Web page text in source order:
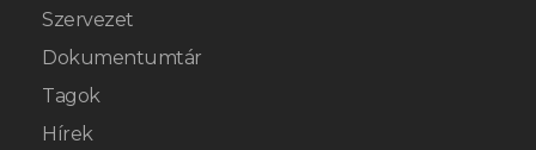
Szervezet
Dokumentumtár
Tagok
Hírek